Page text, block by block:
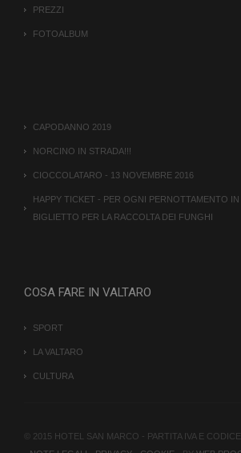
PREZZI
FOTOALBUM
CAPODANNO 2019
NORCINO IN STRADA!!!
CIOCCOLATARO - 13 NOVEMBRE 2016
HAPPY TICKET - PER OGNI PERNOTTAMENTO
BIGLIETTO PER LA RACCOLTA DEI FUNGHI
COSA FARE IN VALTARO
SPORT
LA VALTARO
CULTURA
© 2015 HOTEL SAN MARCO - PARTITA IVA E